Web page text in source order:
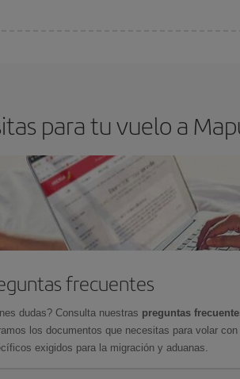
para tu vuelo a
frecuentes
dudas? Consulta nuestras preguntas
los documentos que necesitas para volar
exigidos para la migración y aduanas.